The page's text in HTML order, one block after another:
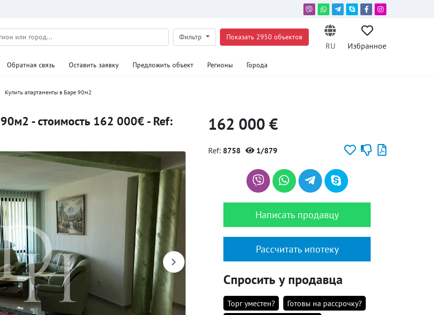
Фильтр Показать 2950 объектов
RU Избранное
Обратная связь Оставить заявку Предложить объект Регионы Города
Купить апартаменты в Баре 90м2
- стоимость 162 000€ - Ref:
162 000 €
Ref: 8758 1/879
Написать продавцу
Рассчитать ипотеку
Спросить у продавца
Торг уместен?
Готовы на рассрочку?